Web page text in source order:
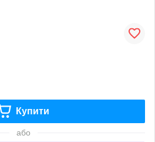
Купити
або